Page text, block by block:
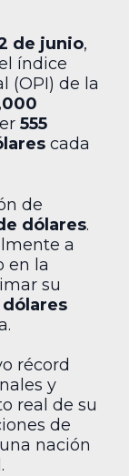
de junio,
índice
(OPI) de la
555
cada
de
dólares.
a
en la
su
dólares
récord
y
real de su
de
nación